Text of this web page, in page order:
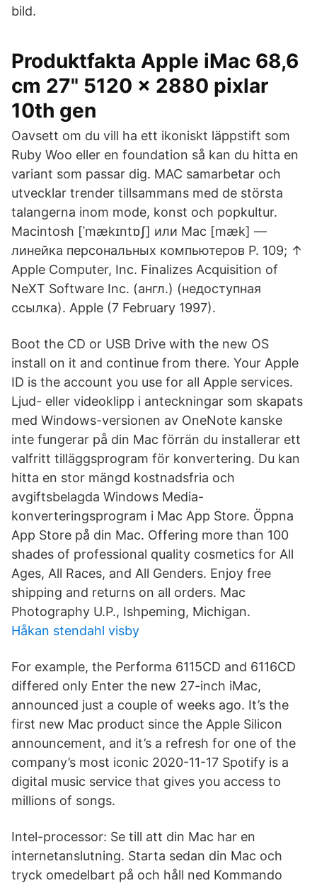
bild.
Produktfakta Apple iMac 68,6
cm 27" 5120 x 2880 pixlar
10th gen
Oavsett om du vill ha ett ikoniskt läppstift som
Ruby Woo eller en foundation så kan du hitta en
variant som passar dig. MAC samarbetar och
utvecklar trender tillsammans med de största
talangerna inom mode, konst och popkultur.
Macintosh [ˈmækɪntɒʃ] или Mac [mæk] —
линейка персональных компьютеров P. 109; ↑
Apple Computer, Inc. Finalizes Acquisition of
NeXT Software Inc. (англ.) (недоступная
ссылка). Apple (7 February 1997).
Boot the CD or USB Drive with the new OS
install on it and continue from there. Your Apple
ID is the account you use for all Apple services.
Ljud- eller videoklipp i anteckningar som skapats
med Windows-versionen av OneNote kanske
inte fungerar på din Mac förrän du installerar ett
valfritt tilläggsprogram för konvertering. Du kan
hitta en stor mängd kostnadsfria och
avgiftsbelagda Windows Media-
konverteringsprogram i Mac App Store. Öppna
App Store på din Mac. Offering more than 100
shades of professional quality cosmetics for All
Ages, All Races, and All Genders. Enjoy free
shipping and returns on all orders. Mac
Photography U.P., Ishpeming, Michigan.
Håkan stendahl visby
For example, the Performa 6115CD and 6116CD
differed only Enter the new 27-inch iMac,
announced just a couple of weeks ago. It’s the
first new Mac product since the Apple Silicon
announcement, and it’s a refresh for one of the
company’s most iconic 2020-11-17 Spotify is a
digital music service that gives you access to
millions of songs.
Intel-processor: Se till att din Mac har en
internetanslutning. Starta sedan din Mac och
tryck omedelbart på och håll ned Kommando